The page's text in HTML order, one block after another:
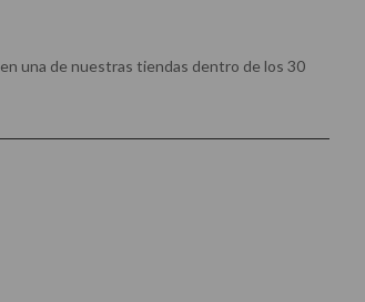
en una de nuestras tiendas dentro de los 30